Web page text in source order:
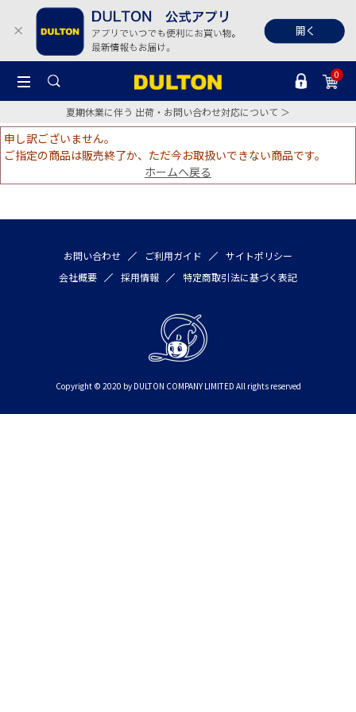
0
夏期休業に伴う 出荷・お問い合わせ対応について ＞
申し訳ございません。
ご指定の商品は販売終了か、ただ今お取扱いできない商品です。
ホームへ戻る
お問い合わせ ご利用ガイド
サイトポリシー
会社概要
採用情報 特定商取引法に基づく表記
Copyright © 2020 by DULTON COMPANY LIMITED All rights reserved